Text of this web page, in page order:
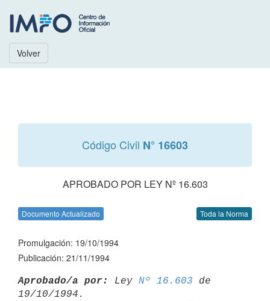
Volver
Código Civil N° 16603
APROBADO POR LEY Nº 16.603
Documento Actualizado Toda la Norma
Promulgación: 19/10/1994
Publicación: 21/11/1994
Aprobado/a por: Ley Nº 16.603 de